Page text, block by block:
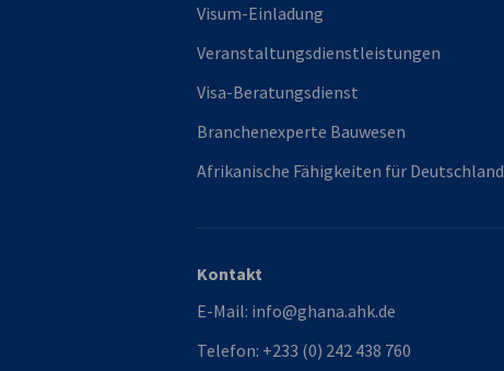
Visum-Einladung
Veranstaltungsdienstleistungen
Visa-Beratungsdienst
Branchenexperte Bauwesen
Afrikanische Fähigkeiten für Deutschland
Kontakt
E-Mail: info@ghana.ahk.de
Telefon: +233 (0) 242 438 760